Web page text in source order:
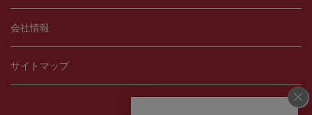
会社情報
サイトマップ